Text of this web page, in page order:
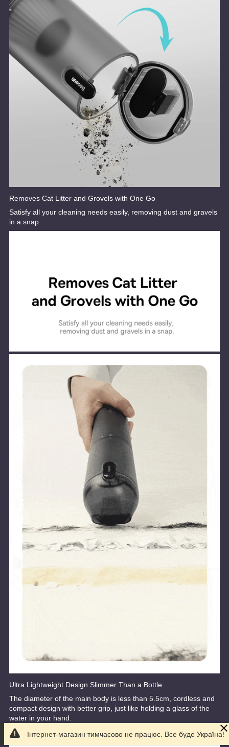
Removes Cat Litter and Grovels with One Go
Satisfy all your cleaning needs easily, removing dust and gravels
in a snap.
Ultra Lightweight Design Slimmer Than a Bottle
The diameter of the main body is less than 5.5cm, cordless and
compact design with better grip, just like holding a glass of the
water in your hand.
Інтернет-магазин тимчасово не працює. Все буде Україна!